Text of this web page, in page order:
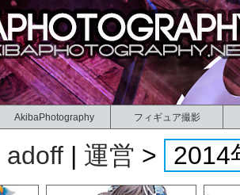
AkibaPhotography フィギュア撮影
adoff | 運営 > 2014